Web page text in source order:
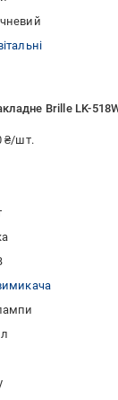
Brille LK-
₴/шт.